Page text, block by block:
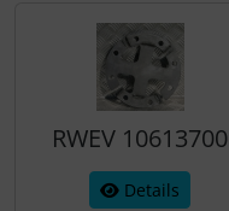
RWEV 10613700
Details